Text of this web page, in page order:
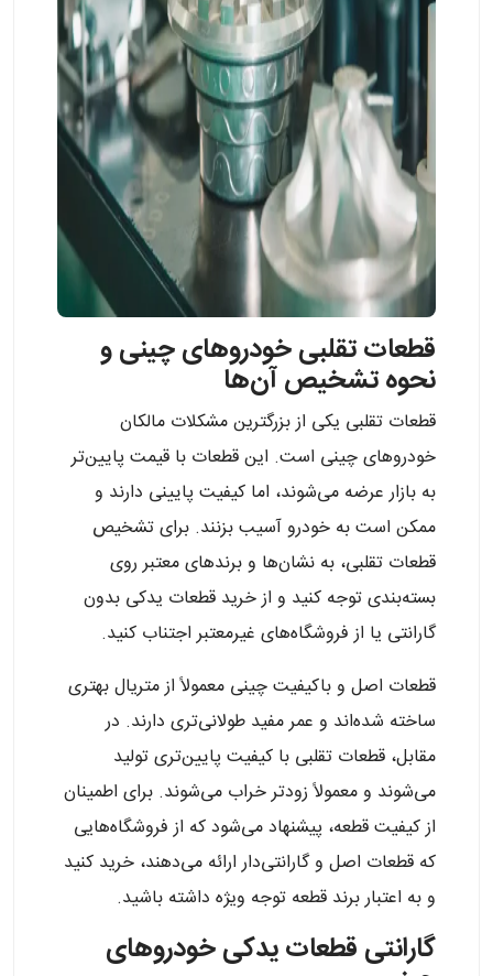
قطعات تقلبی خودروهای چینی و
نحوه تشخیص آن‌ها
قطعات تقلبی یکی از بزرگترین مشکلات مالکان
خودروهای چینی است. این قطعات با قیمت پایین‌تر
به بازار عرضه می‌شوند، اما کیفیت پایینی دارند و
ممکن است به خودرو آسیب بزنند. برای تشخیص
قطعات تقلبی، به نشان‌ها و برندهای معتبر روی
بسته‌بندی توجه کنید و از خرید قطعات یدکی بدون
گارانتی یا از فروشگاه‌های غیرمعتبر اجتناب کنید.
قطعات اصل و باکیفیت چینی معمولاً از متریال بهتری
ساخته شده‌اند و عمر مفید طولانی‌تری دارند. در
مقابل، قطعات تقلبی با کیفیت پایین‌تری تولید
می‌شوند و معمولاً زودتر خراب می‌شوند. برای اطمینان
از کیفیت قطعه، پیشنهاد می‌شود که از فروشگاه‌هایی
که قطعات اصل و گارانتی‌دار ارائه می‌دهند، خرید کنید
و به اعتبار برند قطعه توجه ویژه داشته باشید.
گارانتی قطعات یدکی خودروهای